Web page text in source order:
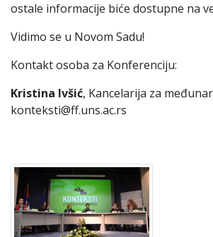
ostale informacije biće dostupne na
Vidimo se u Novom Sadu!
Kontakt osoba za Konferenciju:
Kristina Ivšić, Kancelarija za
konteksti@ff.uns.ac.rs